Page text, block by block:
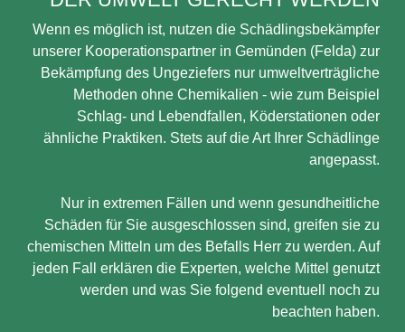
Wenn es möglich ist, nutzen die Schädlingsbekämpfer
unserer Kooperationspartner in Gemünden (Felda) zur
Bekämpfung des Ungeziefers nur umweltverträgliche
Methoden ohne Chemikalien - wie zum Beispiel
Schlag- und Lebendfallen, Köderstationen oder
ähnliche Praktiken. Stets auf die Art Ihrer Schädlinge
angepasst.
Nur in extremen Fällen und wenn gesundheitliche
Schäden für Sie ausgeschlossen sind, greifen sie zu
chemischen Mitteln um des Befalls Herr zu werden. Auf
jeden Fall erklären die Experten, welche Mittel genutzt
werden und was Sie folgend eventuell noch zu
beachten haben.